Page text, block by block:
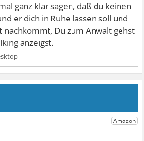
ganz klar sagen, daß du keinen
er dich in Ruhe lassen soll und
nachkommt, Du zum Anwalt gehst
anzeigst.